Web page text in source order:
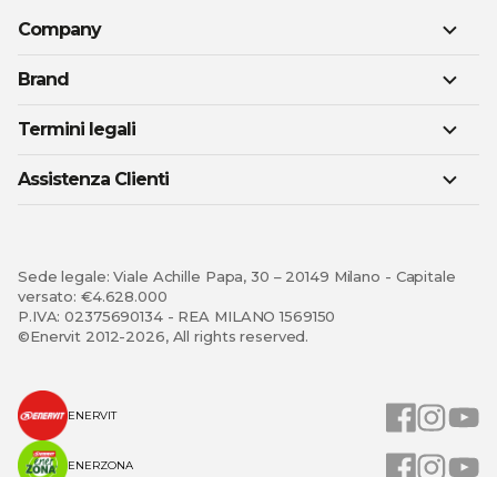
Company
Brand
Termini legali
Assistenza Clienti
Sede legale: Viale Achille Papa, 30 – 20149 Milano - Capitale
versato: €4.628.000
P.IVA: 02375690134 - REA MILANO 1569150
©Enervit 2012-2026, All rights reserved.
ENERVIT
ENERZONA